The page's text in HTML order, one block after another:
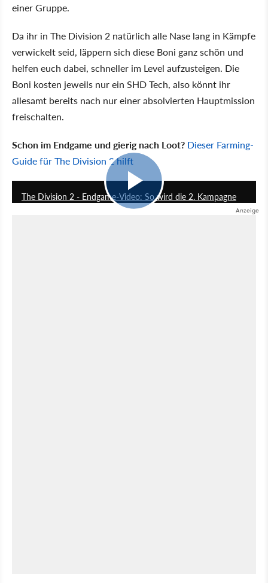
einer Gruppe.
Da ihr in The Division 2 natürlich alle Nase lang in Kämpfe
verwickelt seid, läppern sich diese Boni ganz schön und
helfen euch dabei, schneller im Level aufzusteigen. Die
Boni kosten jeweils nur ein SHD Tech, also könnt ihr
allesamt bereits nach nur einer absolvierten Hauptmission
freischalten.
Schon im Endgame und gierig nach Loot? Dieser Farming-
Guide für The Division 2 hilft
The Division 2 - Endgame-Video: So wird die 2. Kampagne